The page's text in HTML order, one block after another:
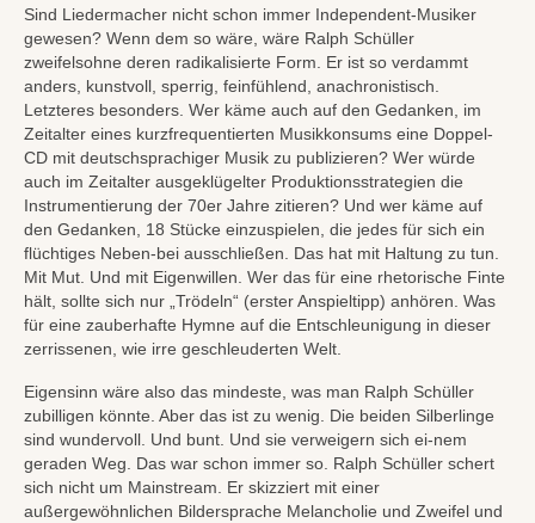
Sind Liedermacher nicht schon immer Independent-Musiker
gewesen? Wenn dem so wäre, wäre Ralph Schüller
zweifelsohne deren radikalisierte Form. Er ist so verdammt
anders, kunstvoll, sperrig, feinfühlend, anachronistisch.
Letzteres besonders. Wer käme auch auf den Gedanken, im
Zeitalter eines kurzfrequentierten Musikkonsums eine Doppel-
CD mit deutschsprachiger Musik zu publizieren? Wer würde
auch im Zeitalter ausgeklügelter Produktionsstrategien die
Instrumentierung der 70er Jahre zitieren? Und wer käme auf
den Gedanken, 18 Stücke einzuspielen, die jedes für sich ein
flüchtiges Neben-bei ausschließen. Das hat mit Haltung zu tun.
Mit Mut. Und mit Eigenwillen. Wer das für eine rhetorische Finte
hält, sollte sich nur „Trödeln“ (erster Anspieltipp) anhören. Was
für eine zauberhafte Hymne auf die Entschleunigung in dieser
zerrissenen, wie irre geschleuderten Welt.
Eigensinn wäre also das mindeste, was man Ralph Schüller
zubilligen könnte. Aber das ist zu wenig. Die beiden Silberlinge
sind wundervoll. Und bunt. Und sie verweigern sich ei-nem
geraden Weg. Das war schon immer so. Ralph Schüller schert
sich nicht um Mainstream. Er skizziert mit einer
außergewöhnlichen Bildersprache Melancholie und Zweifel und